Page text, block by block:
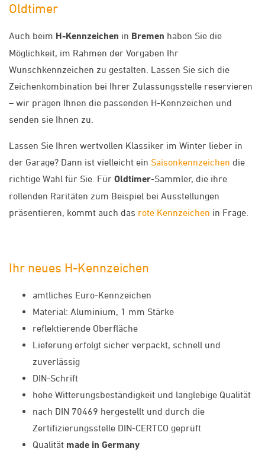
Oldtimer
Auch beim H-Kennzeichen in Bremen haben Sie die
Möglichkeit, im Rahmen der Vorgaben Ihr
Wunschkennzeichen zu gestalten. Lassen Sie sich die
Zeichenkombination bei Ihrer Zulassungsstelle reservieren
– wir prägen Ihnen die passenden H-Kennzeichen und
senden sie Ihnen zu.
Lassen Sie Ihren wertvollen Klassiker im Winter lieber in
der Garage? Dann ist vielleicht ein Saisonkennzeichen die
richtige Wahl für Sie. Für Oldtimer-Sammler, die ihre
rollenden Raritäten zum Beispiel bei Ausstellungen
präsentieren, kommt auch das rote Kennzeichen in Frage.
Ihr neues H-Kennzeichen
amtliches Euro-Kennzeichen
Material: Aluminium, 1 mm Stärke
reflektierende Oberfläche
Lieferung erfolgt sicher verpackt, schnell und
zuverlässig
DIN-Schrift
hohe Witterungsbeständigkeit und langlebige Qualität
nach DIN 70469 hergestellt und durch die
Zertifizierungsstelle DIN-CERTCO geprüft
Qualität made in Germany